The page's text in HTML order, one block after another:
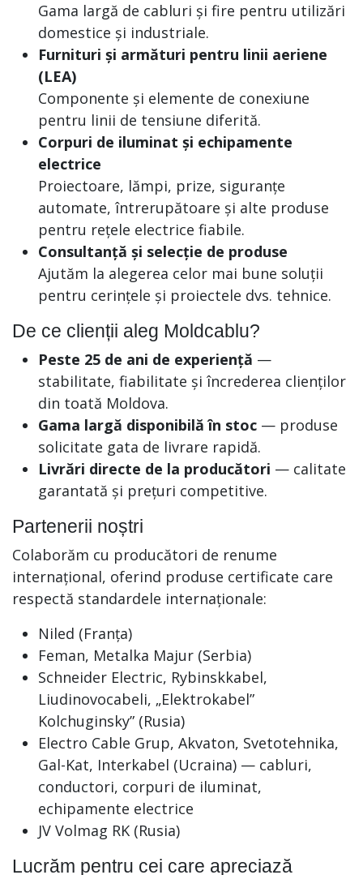
Gama largă de cabluri și fire pentru utilizări
domestice și industriale.
Furnituri și armături pentru linii aeriene
(LEA)
Componente și elemente de conexiune
pentru linii de tensiune diferită.
Corpuri de iluminat și echipamente
electrice
Proiectoare, lămpi, prize, siguranțe
automate, întrerupătoare și alte produse
pentru rețele electrice fiabile.
Consultanță și selecție de produse
Ajutăm la alegerea celor mai bune soluții
pentru cerințele și proiectele dvs. tehnice.
De ce clienții aleg Moldcablu?
Peste 25 de ani de experiență —
stabilitate, fiabilitate și încrederea clienților
din toată Moldova.
Gama largă disponibilă în stoc — produse
solicitate gata de livrare rapidă.
Livrări directe de la producători — calitate
garantată și prețuri competitive.
Partenerii noștri
Colaborăm cu producători de renume
internațional, oferind produse certificate care
respectă standardele internaționale:
Niled (Franța)
Feman, Metalka Majur (Serbia)
Schneider Electric, Rybinskkabel,
Liudinovocabeli, „Elektrokabel”
Kolchuginsky” (Rusia)
Electro Cable Grup, Akvaton, Svetotehnika,
Gal-Kat, Interkabel (Ucraina) — cabluri,
conductori, corpuri de iluminat,
echipamente electrice
JV Volmag RK (Rusia)
Lucrăm pentru cei care apreciază